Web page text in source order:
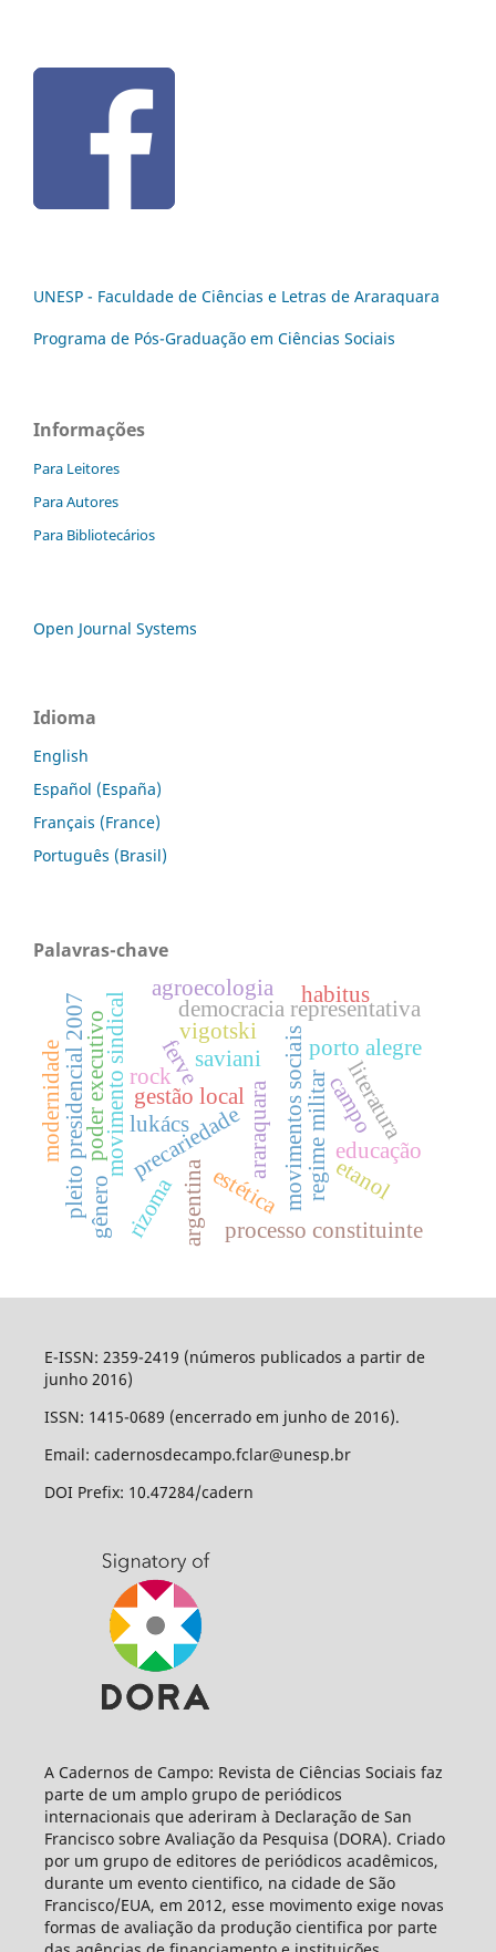
UNESP - Faculdade de Ciências e Letras de Araraquara
Programa de Pós-Graduação em Ciências Sociais
Informações
Para Leitores
Para Autores
Para Bibliotecários
Open Journal Systems
Idioma
English
Español (España)
Français (France)
Português (Brasil)
Palavras-chave
precariedade movimentos sociais
movimento sindical ferve
processo constituinte
poder executivo
democracia representativa
gestão local
porto alegre
araraquara
argentina
pleito presidencial 2007 regime militarliteratura
educação
estética
lukács
vigotski
saviani
rock
etanol
rizoma
agroecologia
gênero
modernidade campo
habitus
E-ISSN: 2359-2419 (números publicados a partir de
junho 2016)
ISSN: 1415-0689 (encerrado em junho de 2016).
Email: cadernosdecampo.fclar@unesp.br
DOI Prefix: 10.47284/cadern
A Cadernos de Campo: Revista de Ciências Sociais faz
parte de um amplo grupo de periódicos
internacionais que aderiram à Declaração de San
Francisco sobre Avaliação da Pesquisa (DORA). Criado
por um grupo de editores de periódicos acadêmicos,
durante um evento cientifico, na cidade de São
Francisco/EUA, em 2012, esse movimento exige novas
formas de avaliação da produção cientifica por parte